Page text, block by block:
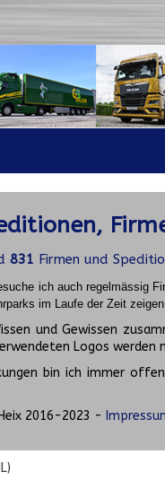
831 Firmen und
ich auch regelmässig
im Laufe der Zeit
und Gewissen
Logos
bin ich immer
2016-2023 -